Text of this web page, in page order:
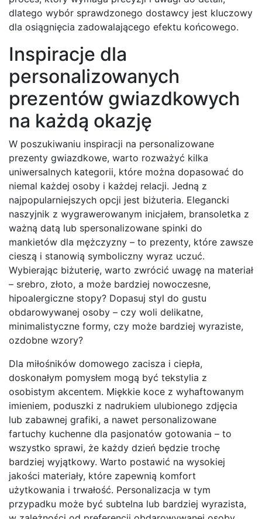
dlatego wybór sprawdzonego dostawcy jest kluczowy
dla osiągnięcia zadowalającego efektu końcowego.
Inspiracje dla
personalizowanych
prezentów gwiazdkowych
na każdą okazję
W poszukiwaniu inspiracji na personalizowane
prezenty gwiazdkowe, warto rozważyć kilka
uniwersalnych kategorii, które można dopasować do
niemal każdej osoby i każdej relacji. Jedną z
najpopularniejszych opcji jest biżuteria. Elegancki
naszyjnik z wygrawerowanym inicjałem, bransoletka z
ważną datą lub spersonalizowane spinki do
mankietów dla mężczyzny – to prezenty, które zawsze
cieszą i stanowią symboliczny wyraz uczuć.
Wybierając biżuterię, warto zwrócić uwagę na materiał
– srebro, złoto, a może bardziej nowoczesne,
hipoalergiczne stopy? Dopasuj styl do gustu
obdarowywanej osoby – czy woli delikatne,
minimalistyczne formy, czy może bardziej wyraziste,
ozdobne wzory?
Dla miłośników domowego zacisza i ciepła,
doskonałym pomysłem mogą być tekstylia z
osobistym akcentem. Miękkie koce z wyhaftowanym
imieniem, poduszki z nadrukiem ulubionego zdjęcia
lub zabawnej grafiki, a nawet personalizowane
fartuchy kuchenne dla pasjonatów gotowania – to
wszystko sprawi, że każdy dzień będzie trochę
bardziej wyjątkowy. Warto postawić na wysokiej
jakości materiały, które zapewnią komfort
użytkowania i trwałość. Personalizacja w tym
przypadku może być subtelna lub bardziej wyrazista,